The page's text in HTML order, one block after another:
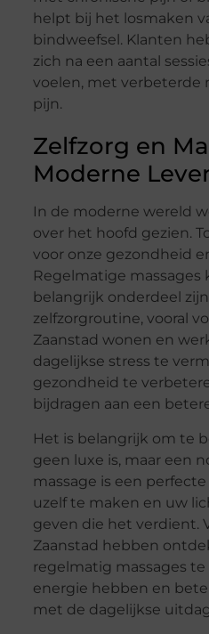
helpt bij het losmaken
bindweefsel. Klanten
zich na een aantal
voelen, met
pijn.
Zelfzorg en
Moderne
In de moderne wereld
over het hoofd gezien.
voor onze gezondheid
Regelmatige massages
belangrijk onderdeel
zelfzorgroutine, vooral
Zaanstad wonen en
dagelijkse stress te
gezondheid te
bijdragen aan een
Het is belangrijk om te
geen luxe is, maar een
massage is een
uzelf te maken en uw
geven die het verdient.
Zaanstad hebben
regelmatig massages
energie hebben en
met de dagelijkse